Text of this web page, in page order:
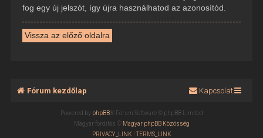
fog egy új jelszót, így újra használhatod az azonosítód.
Vissza az előző oldalra
Fórum kezdőlap Kapcsolat
Powered by phpBB® Forum Software © phpBB Limited
Magyar fordítás © Magyar phpBB Közösség
PRIVACY_LINK |TERMS_LINK